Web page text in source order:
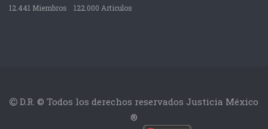
12.441 Miembros 122.000 Articulos
D.R. © Todos los derechos reservados Justicia México
®